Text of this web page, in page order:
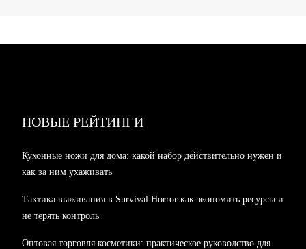
НОВЫЕ РЕЙТИНГИ
Кухонные ножи для дома: какой набор действительно нужен и
как за ним ухаживать
Тактика выживания в Survival Horror как экономить ресурсы и
не терять контроль
Оптовая торговля косметики: практическое руководство для